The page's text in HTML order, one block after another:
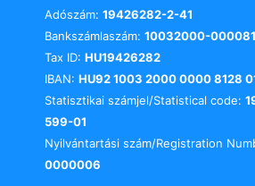
Adószám: 19426282-2-41
Bankszámlaszám: 10032000-
Tax ID: HU19426282
IBAN: HU92 1003 2000 0000 8128
Statisztikai számjel/Statistical code:
599-01
Nyilvántartási szám/Registration
0000006